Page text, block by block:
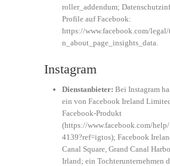
roller_addendum;
Profile auf Facebook:
https://www.facebook.com/
n_about_page_insights_data
Instagram
Dienstanbieter: Bei Instagram
ein von Facebook Ireland
Facebook-Produkt
(https://www.facebook.com/
4139?ref=igtos); Facebook
Canal Square, Grand Canal
Irland; ein Tochterunternehmen